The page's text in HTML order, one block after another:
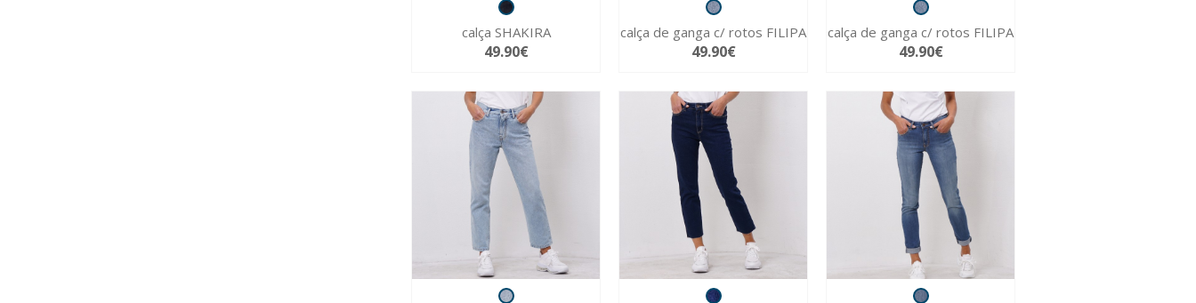
calça SHAKIRA
49.90€
calça de ganga c/ rotos FILIPA
49.90€
calça de ganga c/ rotos FILIPA
49.90€